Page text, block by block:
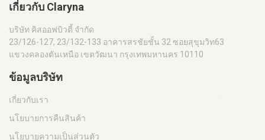
เกี่ยวกับ Claryna
บริษัท คิสออฟบิวตี้ จำกัด
23/126-127, 23/132-133 อาคารสรชัยชั้น 32 ซอยสุขุมวิท63
แขวงคลองตันเหนือ เขตวัฒนา กรุงเทพมหานคร 10110
ข้อมูลบริษัท
เกี่ยวกับเรา
นโยบายการคืนสินค้า
นโยบายความเป็นส่วนตัว